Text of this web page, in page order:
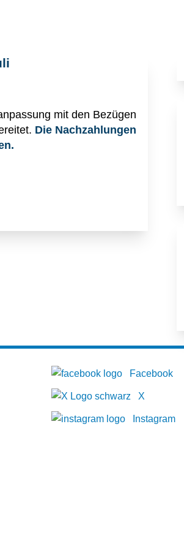
mit den Bezügen
Die Nachzahlungen
Facebook
X
Instagram